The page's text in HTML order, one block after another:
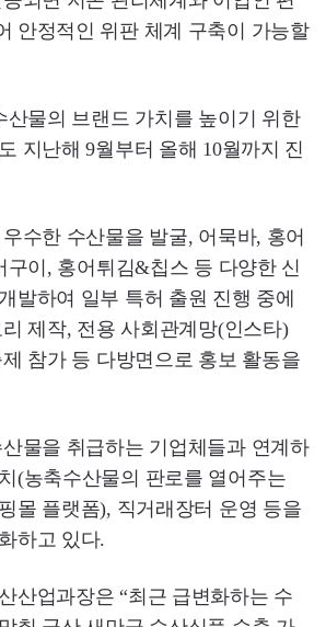
안정적인 위판 체계 구축이 가능할
산물의 브랜드 가치를 높이기 위한
지난해 9월부터 올해 10월까지 진
수한 수산물을 발굴, 어묵바, 홍어
구이, 홍어튀김&칩스 등 다양한 신
발하여 일부 특허 출원 진행 중에
제작, 전용 사회관계망(인스타)
참가 등 다방면으로 홍보 활동을
물을 취급하는 기업체들과 연계하
(농축수산물의 판로를 열어주는
몰 플랫폼), 직거래장터 운영 등을
하고 있다.
산업과장은 “최근 급변화하는 수